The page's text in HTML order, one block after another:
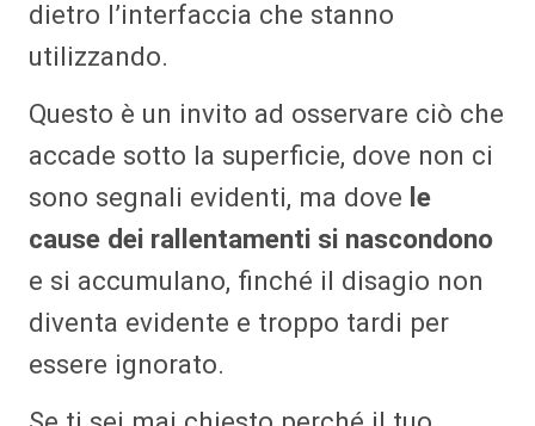
dietro l’interfaccia che stanno
utilizzando.
Questo è un invito ad osservare ciò che
accade sotto la superficie, dove non ci
sono segnali evidenti, ma dove le
cause dei rallentamenti si nascondono
e si accumulano, finché il disagio non
diventa evidente e troppo tardi per
essere ignorato.